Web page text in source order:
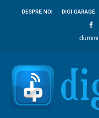
DESPRE NOI DIGI GARAGE